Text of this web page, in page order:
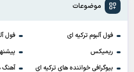
موضوعات
فول آلبوم ترکیه ای
فول
ریمیکس
بیوگرافی خواننده های ترکیه ای
آهنگ